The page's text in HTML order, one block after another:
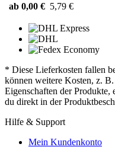
ab 0,00 € 5,79 €
* Diese Lieferkosten fallen
können weitere Kosten, z.
Eigenschaften der Produkte,
du direkt in der
Hilfe & Support
Mein Kundenkonto